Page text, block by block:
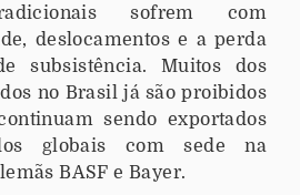
sofrem com
deslocamentos e a perda
subsistência. Muitos dos
no Brasil já são proibidos
sendo exportados
globais com sede na
BASF e Bayer.